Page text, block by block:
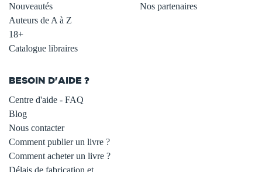
Nouveautés
Auteurs de A à Z
18+
Catalogue libraires
Nos partenaires
BESOIN D'AIDE ?
Centre d'aide - FAQ
Blog
Nous contacter
Comment publier un livre ?
Comment acheter un livre ?
Délais de fabrication et